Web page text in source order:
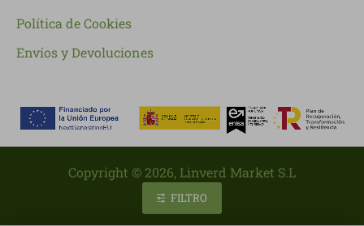
Política de Cookies
Envíos y Devoluciones
Copyright © 2026, Linverd Market S.L
FILTRO